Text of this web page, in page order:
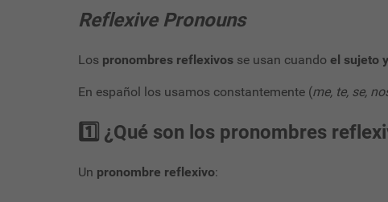
Reflexive Pronouns
Los pronombres reflexivos se usan cuando el sujeto
En español los usamos constantemente (me, te, se,
1️⃣ ¿Qué son los pronombres
Un pronombre reflexivo: